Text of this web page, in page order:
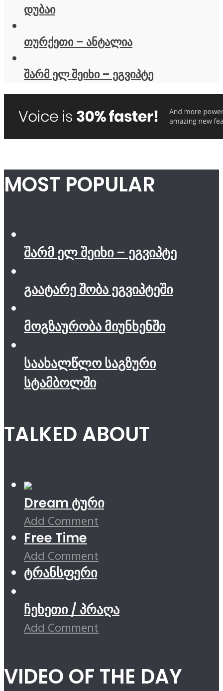
დუბაი
თურქეთი – ანტალია
შარმ ელ შეიხი – ეგვიპტე
MOST POPULAR
შარმ ელ შეიხი – ეგვიპტე
გაატარე შობა ეგვიპტეში
მოგზაურობა მიუნხენში
საახალწლო საგზური
სტამბოლში
TALKED ABOUT
Dream ტური
Add Comment
Free Time
Add Comment
ტრანსფერი
ჩეხეთი / პრაღა
Add Comment
VIDEO OF THE DAY